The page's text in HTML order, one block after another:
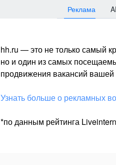
Реклама
hh.ru — это не только самый
но и один из самых
продвижения вакансий вашей
Узнать больше о рекламных
*по данным рейтинга